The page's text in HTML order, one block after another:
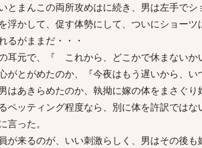
とまんこの両所攻めはに続き、男は左手でシ
浮かして、促す体勢にして、ついにショーツ
るがままだ・・・
耳元で、『 これから、どこかで休まないか
がとがめたのか、『今夜はもう遅いから、い
はあきらめたのか、執拗に嫁の体をまさぐり
ペッティング程度なら、別に体を許訳では
言った。
が来るのが、いい刺激らしく、男はその後も